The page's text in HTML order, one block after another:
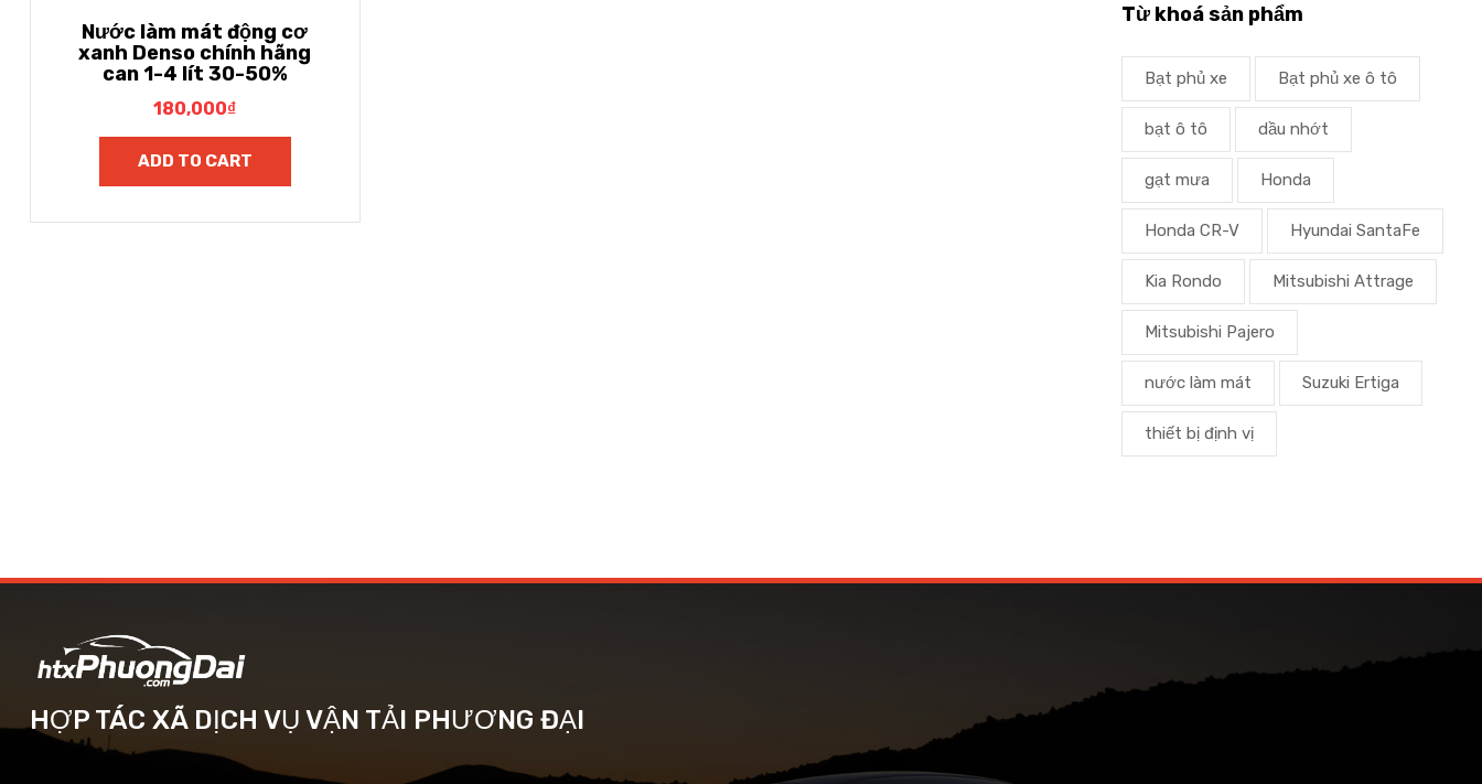
Nước làm mát động cơ
xanh Denso chính hãng
can 1-4 lít 30-50%
180,000₫
ADD TO CART
Từ khoá sản phẩm
Bạt phủ xe Bạt phủ xe ô tô
bạt ô tô dầu nhớt
gạt mưa Honda
Honda CR-V Hyundai SantaFe
Kia Rondo Mitsubishi Attrage
Mitsubishi Pajero
nước làm mát Suzuki Ertiga
thiết bị định vị
HỢP TÁC XÃ DỊCH VỤ VẬN TẢI PHƯƠNG ĐẠI